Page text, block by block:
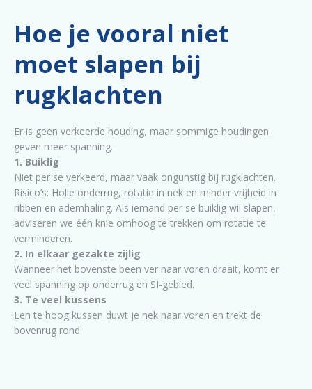
Hoe je vooral niet
moet slapen bij
rugklachten
Er is geen verkeerde houding, maar sommige houdingen
geven meer spanning.
1. Buiklig
Niet per se verkeerd, maar vaak ongunstig bij rugklachten.
Risico’s: Holle onderrug, rotatie in nek en minder vrijheid in
ribben en ademhaling. Als iemand per se buiklig wil slapen,
adviseren we één knie omhoog te trekken om rotatie te
verminderen.
2. In elkaar gezakte zijlig
Wanneer het bovenste been ver naar voren draait, komt er
veel spanning op onderrug en SI-gebied.
3. Te veel kussens
Een te hoog kussen duwt je nek naar voren en trekt de
bovenrug rond.